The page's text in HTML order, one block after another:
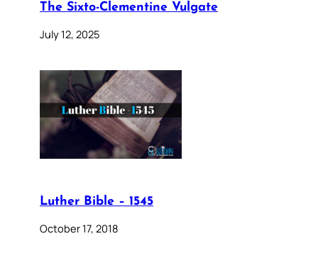
The Sixto-Clementine Vulgate
July 12, 2025
Luther Bible – 1545
October 17, 2018